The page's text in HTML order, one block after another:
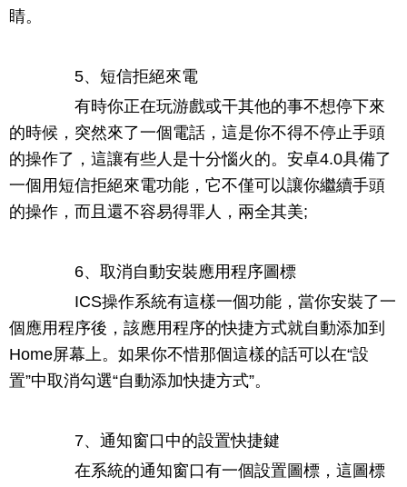
睛。
5、短信拒絕來電
有時你正在玩游戲或干其他的事不想停下來
的時候，突然來了一個電話，這是你不得不停止手頭
的操作了，這讓有些人是十分惱火的。安卓4.0具備了
一個用短信拒絕來電功能，它不僅可以讓你繼續手頭
的操作，而且還不容易得罪人，兩全其美;
6、取消自動安裝應用程序圖標
ICS操作系統有這樣一個功能，當你安裝了一
個應用程序後，該應用程序的快捷方式就自動添加到
Home屏幕上。如果你不惜那個這樣的話可以在“設
置”中取消勾選“自動添加快捷方式”。
7、通知窗口中的設置快捷鍵
在系統的通知窗口有一個設置圖標，這圖標